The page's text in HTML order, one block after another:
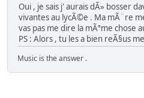
Oui , je sais j' aurais dÃ» bosser
vivantes au lycÃ©e . Ma mÃ¨re
vas pas me dire la mÃªme chose
PS : Alors , tu les a bien reÃ§us
Music is the answer .